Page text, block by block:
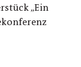
„Ein